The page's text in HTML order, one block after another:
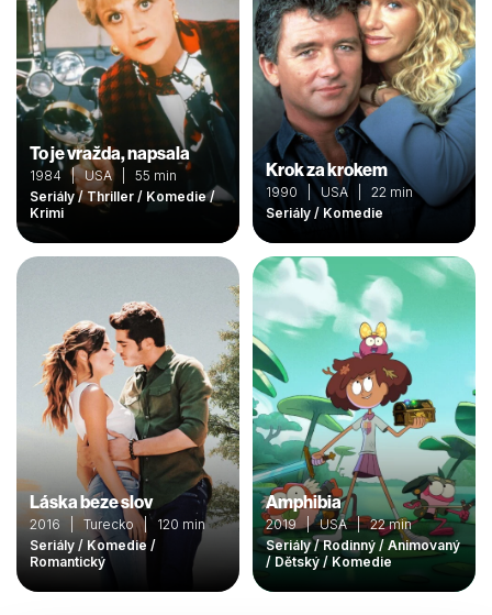
To je vražda, napsala
1984 | USA | 55 min
Seriály / Thriller / Komedie /
Krimi
Krok za krokem
1990 | USA | 22 min
Seriály / Komedie
Láska beze slov
2016 | Turecko | 120 min
Seriály / Komedie /
Romantický
Amphibia
2019 | USA | 22 min
Seriály / Rodinný / Animovaný
/ Dětský / Komedie